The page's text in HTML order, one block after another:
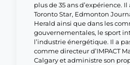
plus de 35 ans d’expérience.
Toronto Star, Edmonton
Herald ainsi que dans les
gouvernementales, le sport
l’industrie énergétique. Il a
comme directeur d’IMPACT
Calgary et administre son